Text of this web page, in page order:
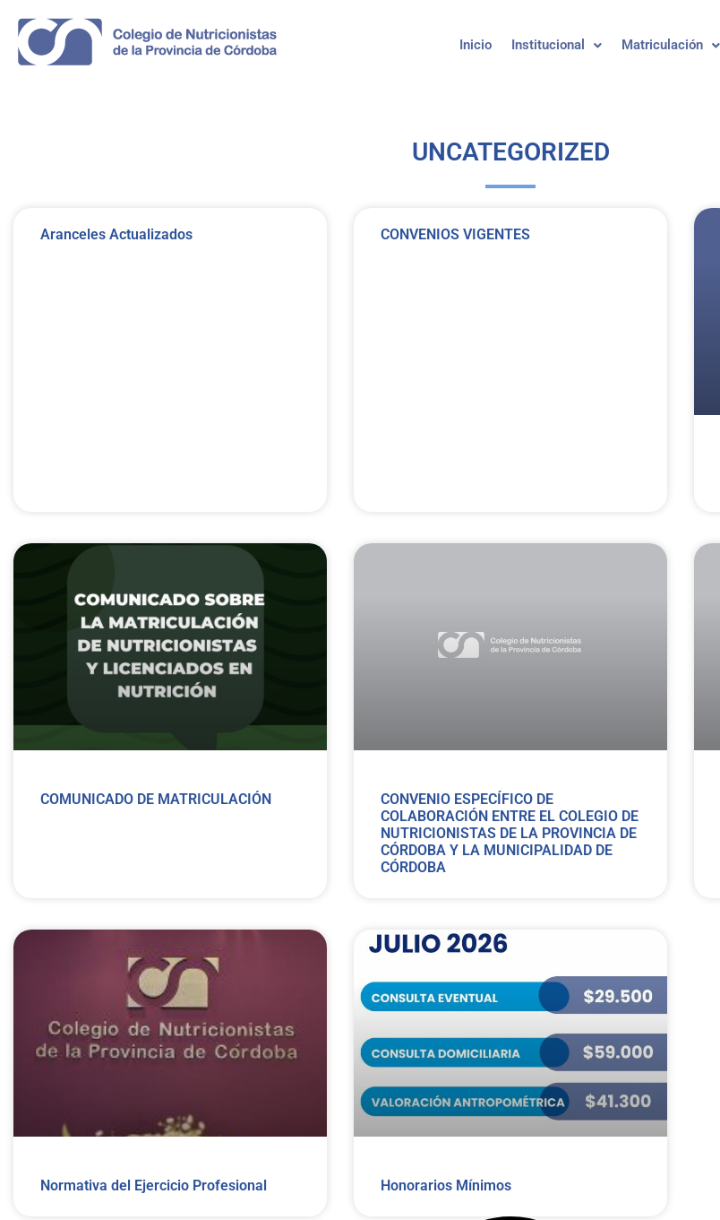
Inicio Institucional Matriculación
UNCATEGORIZED
Aranceles Actualizados CONVENIOS VIGENTES
COMUNICADO DE MATRICULACIÓN
CONVENIO ESPECÍFICO DE
COLABORACIÓN ENTRE EL COLEGIO DE
NUTRICIONISTAS DE LA PROVINCIA DE
CÓRDOBA Y LA MUNICIPALIDAD DE
CÓRDOBA
Normativa del Ejercicio Profesional Honorarios Mínimos